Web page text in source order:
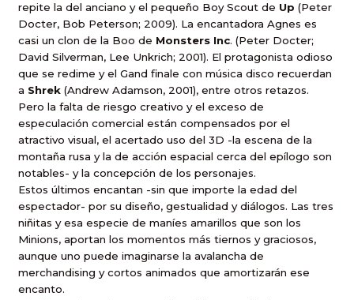
repite la del anciano y el pequeño Boy Scout de Up (Peter
Docter, Bob Peterson; 2009). La encantadora Agnes es
casi un clon de la Boo de Monsters Inc. (Peter Docter;
David Silverman, Lee Unkrich; 2001). El protagonista odioso
que se redime y el Gand finale con música disco recuerdan
a Shrek (Andrew Adamson, 2001), entre otros retazos.
Pero la falta de riesgo creativo y el exceso de
especulación comercial están compensados por el
atractivo visual, el acertado uso del 3D -la escena de la
montaña rusa y la de acción espacial cerca del epílogo son
notables- y la concepción de los personajes.
Estos últimos encantan -sin que importe la edad del
espectador- por su diseño, gestualidad y diálogos. Las tres
niñitas y esa especie de maníes amarillos que son los
Minions, aportan los momentos más tiernos y graciosos,
aunque uno puede imaginarse la avalancha de
merchandising y cortos animados que amortizarán ese
encanto.